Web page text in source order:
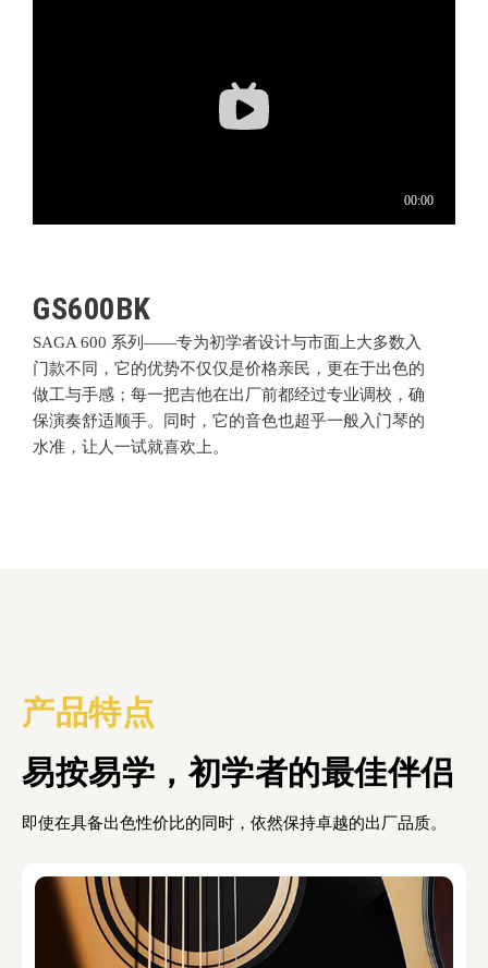
GS600BK
SAGA 600 系列 ——专为初学者设计与市面上大多数入
门款不同，它的优势不仅仅是价格亲民，更在于出色的
做工与手感；每一把吉他在出厂前都经过专业调校，确
保演奏舒适顺手。同时，它的音色也超乎一般入门琴的
水准，让人一试就喜欢上。
产品特点
易按易学，初学者的最佳伴侣
即使在具备出色性价比的同时，依然保持卓越的出厂品质。